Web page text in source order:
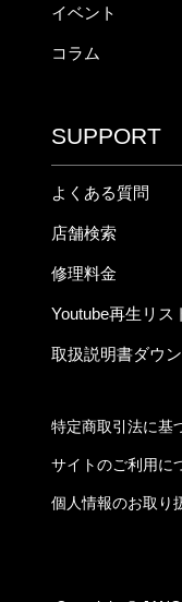
イベント
コラム
SUPPORT
よくある質問
店舗検索
修理料金
Youtube再生リス
取扱説明書ダウ
特定商取引法に基
サイトのご利用に
個人情報のお取り